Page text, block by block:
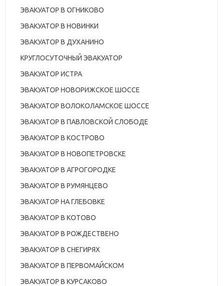
ЭВАКУАТОР В ОГНИКОВО
ЭВАКУАТОР В НОВИНКИ
ЭВАКУАТОР В ДУХАНИНО
КРУГЛОСУТОЧНЫЙ ЭВАКУАТОР
ЭВАКУАТОР ИСТРА
ЭВАКУАТОР НОВОРИЖСКОЕ ШОССЕ
ЭВАКУАТОР ВОЛОКОЛАМСКОЕ ШОССЕ
ЭВАКУАТОР В ПАВЛОВСКОЙ СЛОБОДЕ
ЭВАКУАТОР В КОСТРОВО
ЭВАКУАТОР В НОВОПЕТРОВСКЕ
ЭВАКУАТОР В АГРОГОРОДКЕ
ЭВАКУАТОР В РУМЯНЦЕВО
ЭВАКУАТОР НА ГЛЕБОВКЕ
ЭВАКУАТОР В КОТОВО
ЭВАКУАТОР В РОЖДЕСТВЕНО
ЭВАКУАТОР В СНЕГИРЯХ
ЭВАКУАТОР В ПЕРВОМАЙСКОМ
ЭВАКУАТОР В КУРСАКОВО